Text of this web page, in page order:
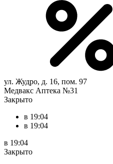
ул. Жудро, д. 16, пом. 97
Медвакс Аптека №31
Закрыто
в 19:04
в 19:04
в 19:04
Закрыто